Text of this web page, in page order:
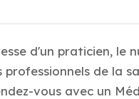
d'un praticien,
professionnels de la
vous avec un